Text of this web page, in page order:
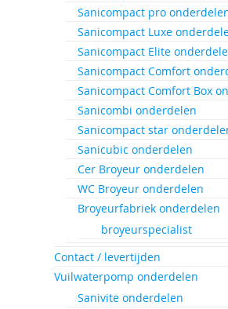
Sanicompact pro
Sanicompact Luxe
Sanicompact Elite
Sanicompact Comfort
Sanicompact Comfort Box
Sanicombi onderdelen
Sanicompact star
Sanicubic onderdelen
Cer Broyeur onderdelen
WC Broyeur onderdelen
Broyeurfabriek onderdelen
broyeurspecialist
Contact / levertijden
Vuilwaterpomp onderdelen
Sanivite onderdelen